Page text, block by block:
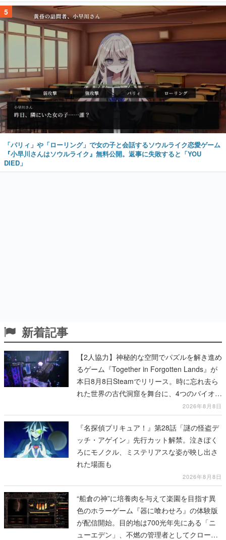
5
「パリィ」や「ローリング」で女の子と会話するソウルライク恋愛ゲーム
『小早川さんはソウルライク』無料公開。返事に失敗すると「YOU
DIED」
新着記事
【2人協力】神秘的な空間でパズルを解き進め
るゲーム『Together in Forgotten Lands』が
本日8月8日Steamでリリース。時に忘れ去ら
れた世界の古代洞窟を舞台に、4つのバイオー
2026年8月8日
『名探偵プリキュア！』第28話「謎の怪盗デ
ッチ・アゲイン」先行カット解禁。泣きぼく
ろにモノクル、ミステリアスな姿が映し出さ
れた場面も
2026年8月8日
“船倉の神”に培養肉を与えて楽園を目指す異
色のホラーゲーム『器に喰わせろ』の体験版
が配信開始。目的地は700光年先にある「ニ
ューエデン」、不燃の管理者としてクローン